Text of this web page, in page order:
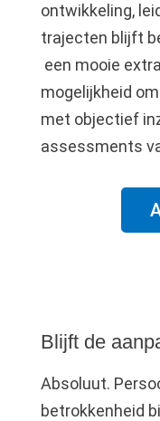
ontwikkeling,
trajecten blijft
een mooie
mogelijkheid
met objectief
assessments
Blijft de
Absoluut.
betrokkenheid